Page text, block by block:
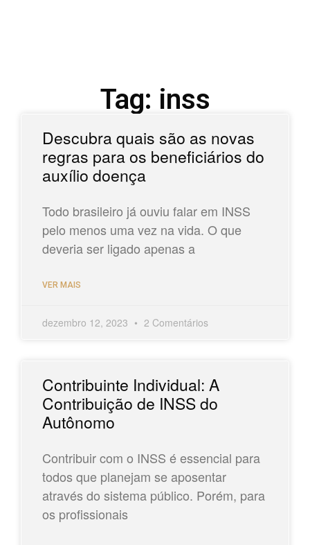
Tag: inss
Descubra quais são as novas
regras para os beneficiários do
auxílio doença
Todo brasileiro já ouviu falar em INSS
pelo menos uma vez na vida. O que
deveria ser ligado apenas a
VER MAIS
dezembro 12, 2023 2 Comentários
Contribuinte Individual: A
Contribuição de INSS do
Autônomo
Contribuir com o INSS é essencial para
todos que planejam se aposentar
através do sistema público. Porém, para
os profissionais